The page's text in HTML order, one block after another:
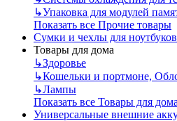
↳Упаковка для модулей
Показать все Прочие товары
Сумки и чехлы для ноутбуков
Товары для дома
↳Здоровье
↳Кошельки и портмоне,
↳Лампы
Показать все Товары для дома
Универсальные внешние